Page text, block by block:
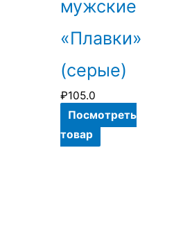
мужские
«Плавки»
(серые)
₽105.0
Посмотреть
товар
товара.